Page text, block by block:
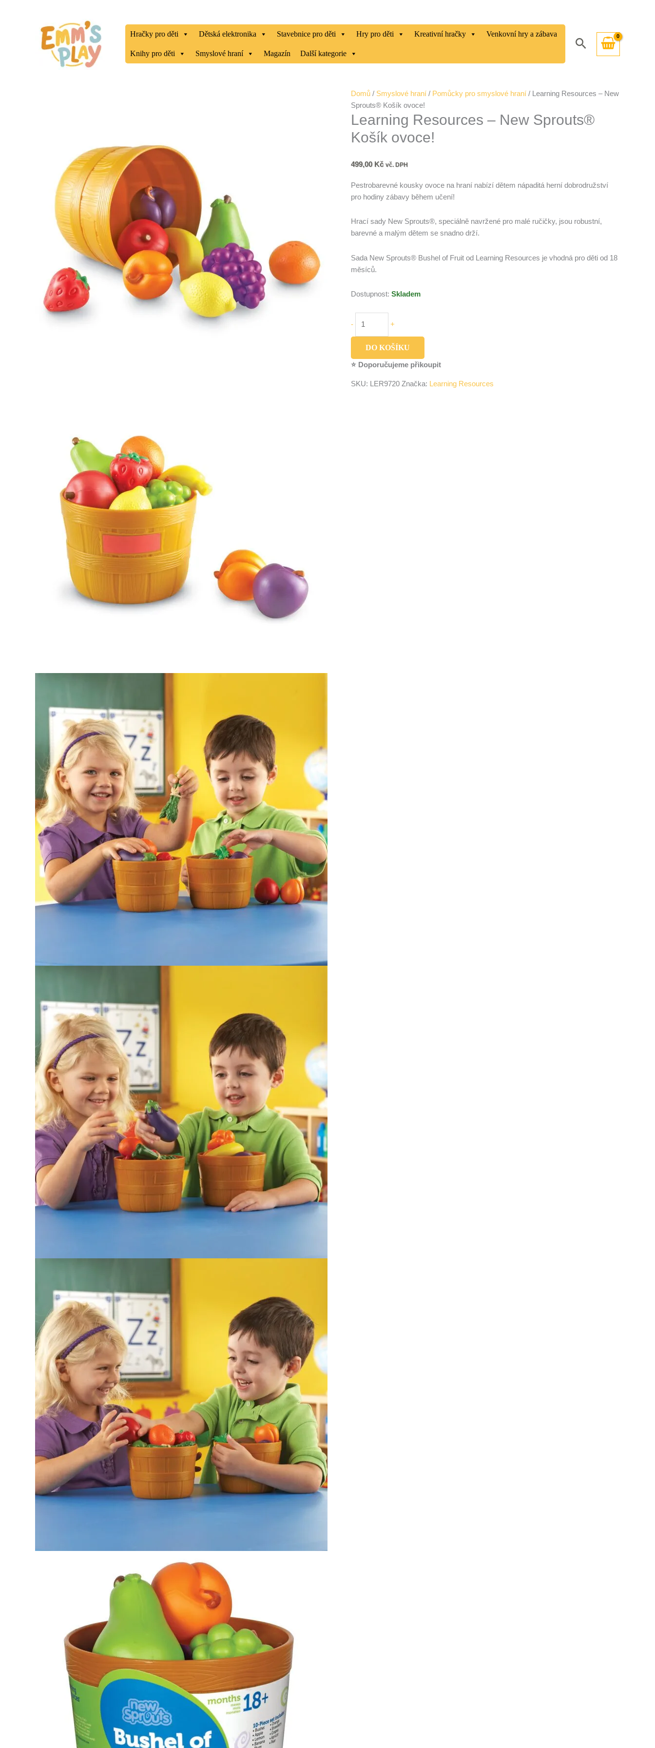
Hračky pro děti Dětská elektronika Stavebnice pro děti Hry pro děti Kreativní hračky Venkovní hry a zábava
Knihy pro děti Smyslové hraní Magazín Další kategorie
Hledat
Domů / Smyslové hraní / Pomůcky pro smyslové hraní / Learning Resources – New
Sprouts® Košík ovoce!
Learning Resources – New Sprouts®
Košík ovoce!
499,00 Kč vč. DPH
Pestrobarevné kousky ovoce na hraní nabízí dětem nápaditá herní dobrodružství
pro hodiny zábavy během učení!
Hrací sady New Sprouts®, speciálně navržené pro malé ručičky, jsou robustní,
barevné a malým dětem se snadno drží.
Sada New Sprouts® Bushel of Fruit od Learning Resources je vhodná pro děti od 18
měsíců.
Dostupnost: Skladem
-
Learning
Resources
Sprouts®
ovoce!
+
DO KOŠÍKU
⭐ Doporučujeme přikoupit
SKU: LER9720 Značka: Learning Resources